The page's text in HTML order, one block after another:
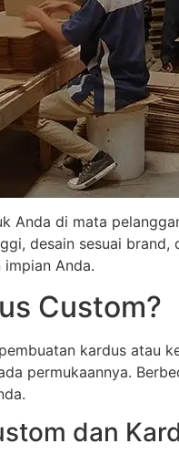
Anda di mata
desain sesuai
Anda.
Custom?
kardus atau
permukaannya.
dan